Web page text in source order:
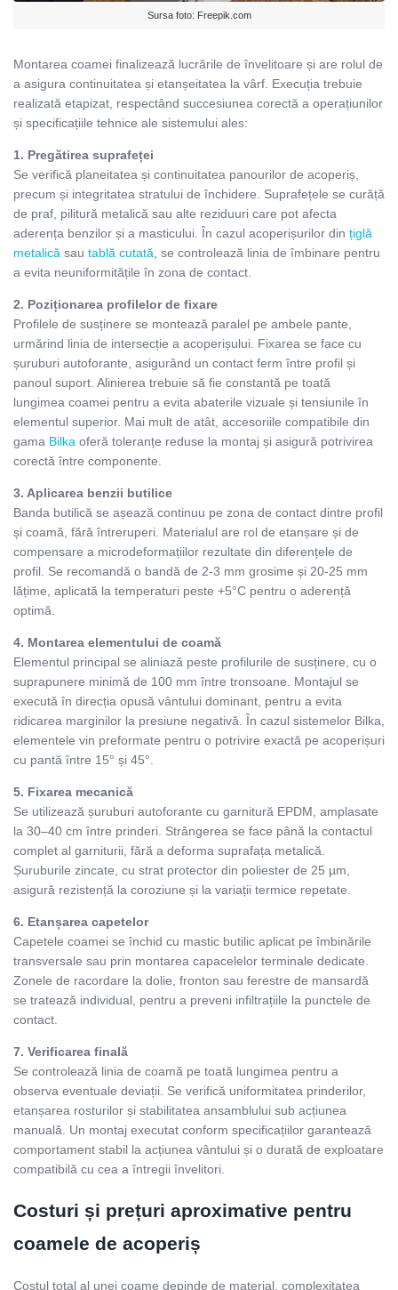
Sursa foto: Freepik.com
Montarea coamei finalizează lucrările de învelitoare și are rolul de
a asigura continuitatea și etanșeitatea la vârf. Execuția trebuie
realizată etapizat, respectând succesiunea corectă a operațiunilor
și specificațiile tehnice ale sistemului ales:
1. Pregătirea suprafeței
Se verifică planeitatea și continuitatea panourilor de acoperiș,
precum și integritatea stratului de închidere. Suprafețele se curăță
de praf, pilitură metalică sau alte reziduuri care pot afecta
aderența benzilor și a masticului. În cazul acoperișurilor din țiglă
metalică sau tablă cutată , se controlează linia de îmbinare pentru
a evita neuniformitățile în zona de contact.
2. Poziționarea profilelor de fixare
Profilele de susținere se montează paralel pe ambele pante,
urmărind linia de intersecție a acoperișului. Fixarea se face cu
șuruburi autoforante, asigurând un contact ferm între profil și
panoul suport. Alinierea trebuie să fie constantă pe toată
lungimea coamei pentru a evita abaterile vizuale și tensiunile în
elementul superior. Mai mult de atât, accesoriile compatibile din
gama Bilka oferă toleranțe reduse la montaj și asigură potrivirea
corectă între componente.
3. Aplicarea benzii butilice
Banda butilică se așează continuu pe zona de contact dintre profil
și coamă, fără întreruperi. Materialul are rol de etanșare și de
compensare a microdeformațiilor rezultate din diferențele de
profil. Se recomandă o bandă de 2-3 mm grosime și 20-25 mm
lățime, aplicată la temperaturi peste +5°C pentru o aderență
optimă.
4. Montarea elementului de coamă
Elementul principal se aliniază peste profilurile de susținere, cu o
suprapunere minimă de 100 mm între tronsoane. Montajul se
execută în direcția opusă vântului dominant, pentru a evita
ridicarea marginilor la presiune negativă. În cazul sistemelor Bilka,
elementele vin preformate pentru o potrivire exactă pe acoperișuri
cu pantă între 15° și 45°.
5. Fixarea mecanică
Se utilizează șuruburi autoforante cu garnitură EPDM, amplasate
la 30–40 cm între prinderi. Strângerea se face până la contactul
complet al garniturii, fără a deforma suprafața metalică.
Șuruburile zincate, cu strat protector din poliester de 25 µm,
asigură rezistență la coroziune și la variații termice repetate.
6. Etanșarea capetelor
Capetele coamei se închid cu mastic butilic aplicat pe îmbinările
transversale sau prin montarea capacelelor terminale dedicate.
Zonele de racordare la dolie, fronton sau ferestre de mansardă
se tratează individual, pentru a preveni infiltrațiile la punctele de
contact.
7. Verificarea finală
Se controlează linia de coamă pe toată lungimea pentru a
observa eventuale deviații. Se verifică uniformitatea prinderilor,
etanșarea rosturilor și stabilitatea ansamblului sub acțiunea
manuală. Un montaj executat conform specificațiilor garantează
comportament stabil la acțiunea vântului și o durată de exploatare
compatibilă cu cea a întregii învelitori.
Costuri și prețuri aproximative pentru
coamele de acoperiș
Costul total al unei coame depinde de material, complexitatea